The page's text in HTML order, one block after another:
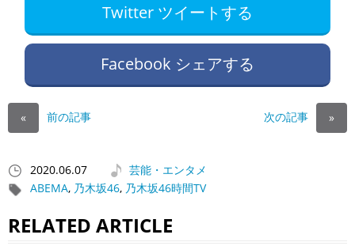
Twitter ツイートする
Facebook シェアする
« 前の記事 次の記事 »
2020.06.07
芸能・エンタメ
ABEMA, 乃木坂46, 乃木坂46時間TV
RELATED ARTICLE